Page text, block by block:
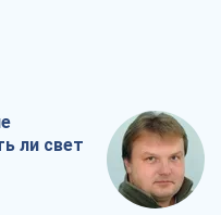
ли свет